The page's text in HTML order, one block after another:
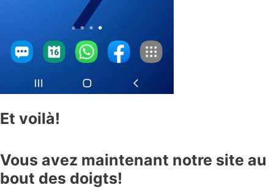
Et voilà!
Vous avez maintenant notre site au
bout des doigts!